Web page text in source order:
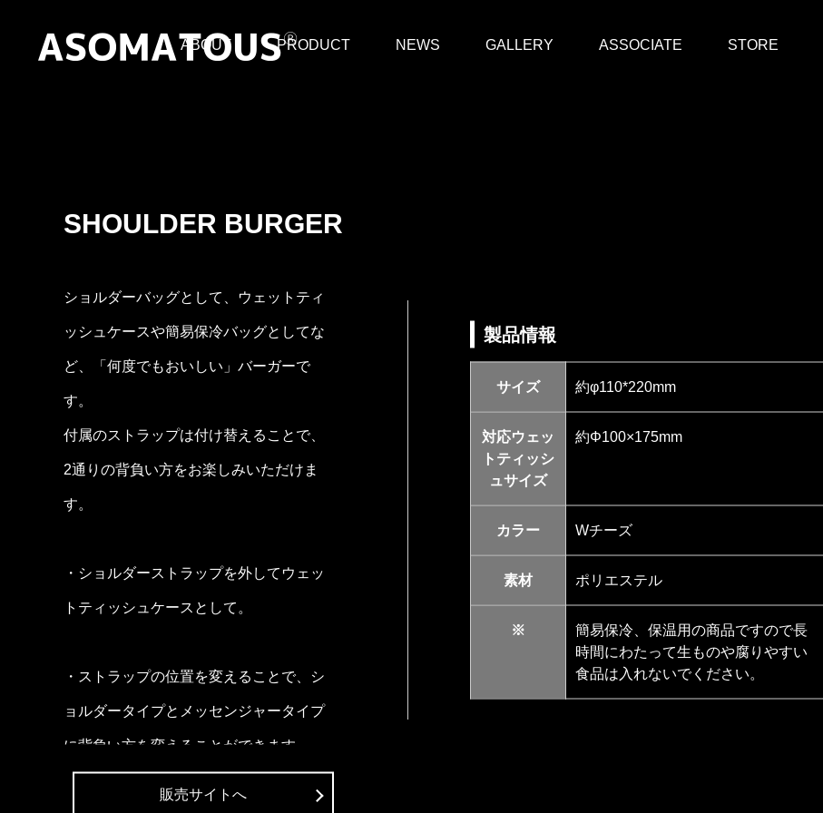
ABOUT PRODUCT NEWS GALLERY ASSOCIATE STORE
SHOULDER BURGER
ショルダーバッグとして、ウェットティ
ッシュケースや簡易保冷バッグとしてな
ど、「何度でもおいしい」バーガーで
す。
付属のストラップは付け替えることで、
2通りの背負い方をお楽しみいただけま
す。
・ショルダーストラップを外してウェッ
トティッシュケースとして。
・ストラップの位置を変えることで、シ
ョルダータイプとメッセンジャータイプ
に背負い方を変えることができます。
販売サイトへ
製品情報
サイズ 約φ110*220mm
対応ウェッ
トティッシ
ュサイズ
約Φ100×175mm
カラー Wチーズ
素材 ポリエステル
※
簡易保冷、保温用の商品ですので長
時間にわたって生ものや腐りやすい
食品は入れないでください。